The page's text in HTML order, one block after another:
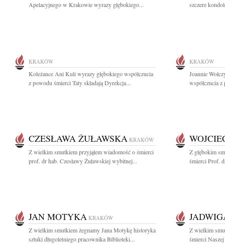
Apelacyjnego w Krakowie wyrazy głębokiego...
szczere
KRAKÓW
Koleżance Ani Kuli wyrazy głębokiego współczucia
z powodu śmierci Taty składają Dyrekcja...
KRAKÓW
Joannie
współczucia
CZESŁAWA ŻUŁAWSKA KRAKÓW
Z wielkim smutkiem przyjąłem wiadomość o śmierci
prof. dr hab. Czesławy Żuławskiej wybitnej...
Z głębokim
śmierci Prof.
JAN MOTYKA KRAKÓW
Z wielkim smutkiem żegnamy Jana Motykę historyka
sztuki długoletniego pracownika Biblioteki...
Z wielkim
śmierci